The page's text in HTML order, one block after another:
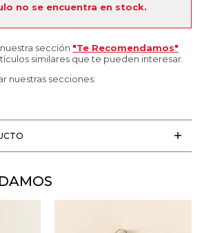
no se encuentra en stock.
sección "Te Recomendamos"
similares que te pueden interesar.
nuestras secciones: